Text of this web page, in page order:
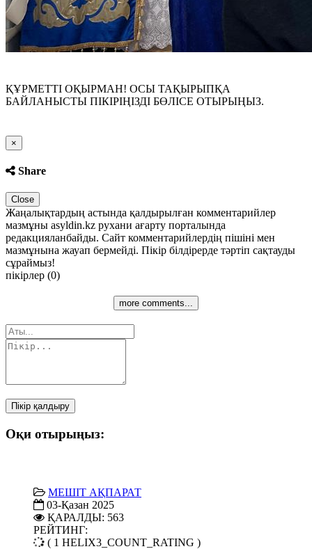
ҚҰРМЕТТІ ОҚЫРМАН! ОСЫ ТАҚЫРЫПҚА
БАЙЛАНЫСТЫ ПІКІРІҢІЗДІ БӨЛІСЕ ОТЫРЫҢЫЗ.
×
Share
Close
Жаңалықтардың астында қалдырылған комментарийлер
мазмұны asyldin.kz рухани ағарту порталында
редакцияланбайды. Сайт комментарийлердің пішіні мен
мазмұнына жауап бермейді. Пікір білдірерде тәртіп сақтауды
сұраймыз!
пікірлер (0)
more comments...
Пікір қалдыру
Оқи отырыңыз:
МЕШІТ АҚПАРАТ
03-Қазан 2025
ҚАРАЛДЫ: 563
РЕЙТИНГ:
( 1 HELIX3_COUNT_RATING )